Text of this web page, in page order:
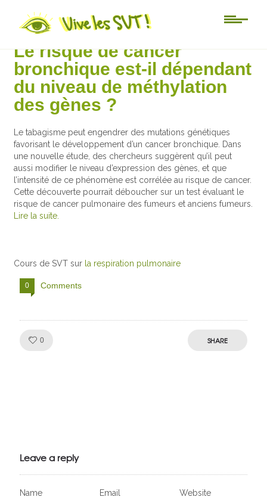
Actu-sciences
Le risque de cancer
bronchique est-il dépendant
du niveau de méthylation
des gènes ?
Le tabagisme peut engendrer des mutations génétiques
favorisant le développement d’un cancer bronchique. Dans
une nouvelle étude, des chercheurs suggèrent qu’il peut
aussi modifier le niveau d’expression des gènes, et que
l’intensité de ce phénomène est corrélée au risque de cancer.
Cette découverte pourrait déboucher sur un test évaluant le
risque de cancer pulmonaire des fumeurs et anciens fumeurs.
Lire la suite.
Cours de SVT sur la respiration pulmonaire
0 Comments
0 SHARE
Leave a reply
Name Email Website